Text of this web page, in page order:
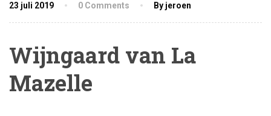
23 juli 2019 0 Comments By jeroen
Wijngaard van La
Mazelle